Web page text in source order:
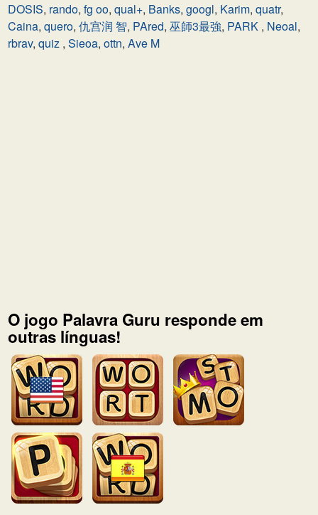
DOSIS, rando, fg oo, qual+, Banks, googl, Karim, quatr,
Caina, quero, 仇宫润 智, PAred, 巫師3最強, PARK , Neoal,
rbrav, quiz , Sieoa, ottn, Ave M
O jogo Palavra Guru responde em
outras línguas!